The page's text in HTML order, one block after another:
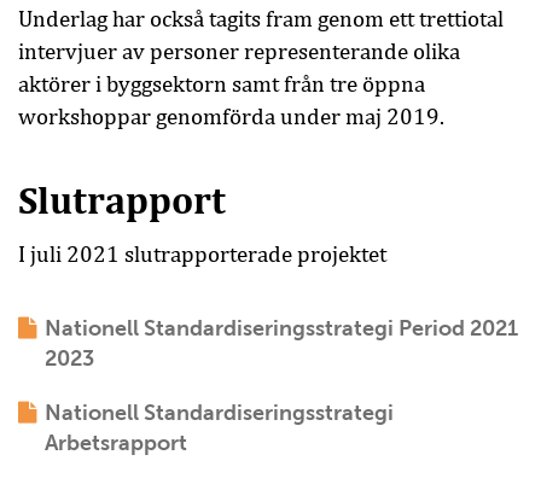
Underlag har också tagits fram genom ett trettiotal
intervjuer av personer representerande olika
aktörer i byggsektorn samt från tre öppna
workshoppar genomförda under maj 2019.
Slutrapport
I juli 2021 slutrapporterade projektet
Nationell Standardiseringsstrategi Period 2021
2023
Nationell Standardiseringsstrategi
Arbetsrapport